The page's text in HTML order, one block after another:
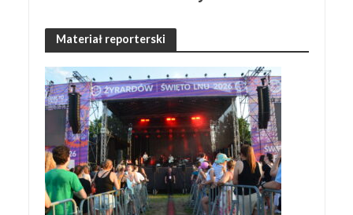
Materiał reporterski